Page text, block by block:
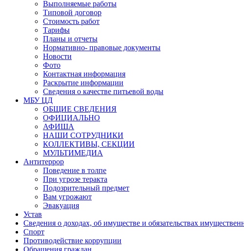
Выполняемые работы
Типовой договор
Стоимость работ
Тарифы
Планы и отчеты
Нормативно- правовые документы
Новости
Фото
Контактная информация
Раскрытие информации
Сведения о качестве питьевой воды
МБУ ЦД
ОБЩИЕ СВЕДЕНИЯ
ОФИЦИАЛЬНО
АФИША
НАШИ СОТРУДНИКИ
КОЛЛЕКТИВЫ, СЕКЦИИ
МУЛЬТИМЕДИА
Антитеррор
Поведение в толпе
При угрозе теракта
Подозрительный предмет
Вам угрожают
Эвакуация
Устав
Сведения о доходах, об имуществе и обязательствах
Спорт
Противодействие коррупции
Обращения граждан